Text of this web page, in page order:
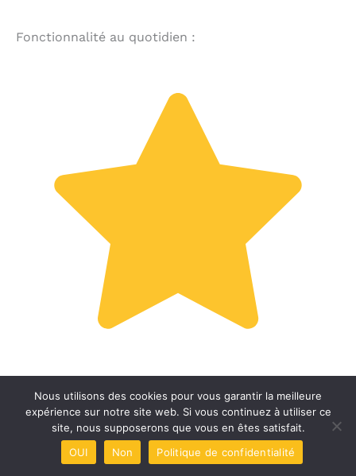
Fonctionnalité au quotidien :
Nous utilisons des cookies pour vous garantir la meilleure
expérience sur notre site web. Si vous continuez à utiliser ce
site, nous supposerons que vous en êtes satisfait.
OUI
Non Politique de confidentialité